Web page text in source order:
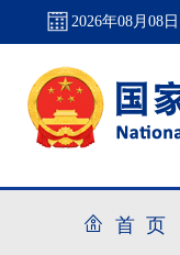
2026年08月08
首 页